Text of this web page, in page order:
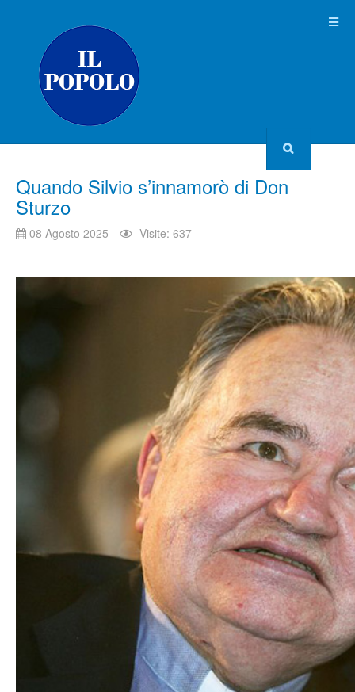
Quando Silvio s’innamorò di Don
Sturzo
08 Agosto 2025 Visite: 637